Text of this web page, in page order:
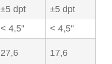
±5 dpt
±5 dpt
< 4,5"
< 4,5"
27,6 17,6